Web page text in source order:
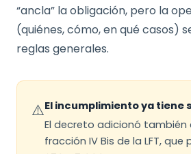
“ancla” la obligación, pero la
(quiénes, cómo, en qué casos)
reglas generales.
⚠️El incumplimiento ya tiene
El decreto adicionó también
fracción IV Bis de la LFT,